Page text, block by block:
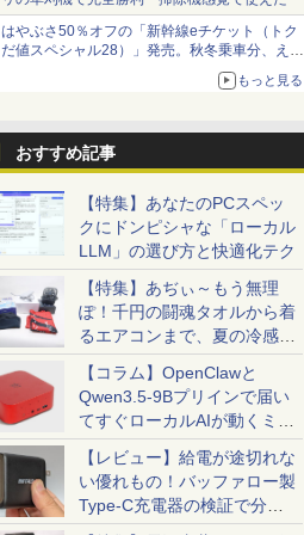
はやぶさ50％オフの「新幹線eチケット（トク
だ値スペシャル28）」発売。秋冬乗車分、えき
もっと見る
おすすめ記事
【特集】あなたのPCスペッ
クにドンピシャな「ローカル
LLM」の選び方と快適化テク
【特集】あぢぃ～もう無理
ぽ！千円の闘魂タオルから着
るエアコンまで、夏の冷感グ
ッズ一挙紹介
【コラム】OpenClawと
Qwen3.5-9Bプリインで届い
てすぐローカルAIが動くミニ
PC「SER9 Pro」
【レビュー】給電が途切れな
い優れもの！バッファロー製
Type-C充電器の検証で分か
ったこと